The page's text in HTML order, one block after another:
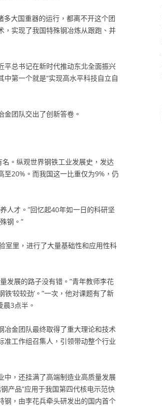
大国重器的运行，都离不开这个团
，实现了我国特殊钢冶炼从跟跑、并
平总书记在新时代推动东北全面振兴
第一个就是“实现高水平科技自立自
团队交出了创新答卷。
。纵观世界钢铁工业发展史，发达
至20%。而我国这一比重仅为9%，仍
人才。”回忆起40年如一日的科研坚
钢。”
室里，进行了大量基础性和应用性科
发展的路子没有错。”青年教师李花
‘较较劲’。”一次，他对课题有了新
3点半。
冶金团队最终取得了重大理论和技术
准工作组召集人，引领带动整个行业
中，还挂满了高端制造业高质量发展
产品”应用于我国第四代核电示范快
钢，由李花兵牵头研发出的国内首个